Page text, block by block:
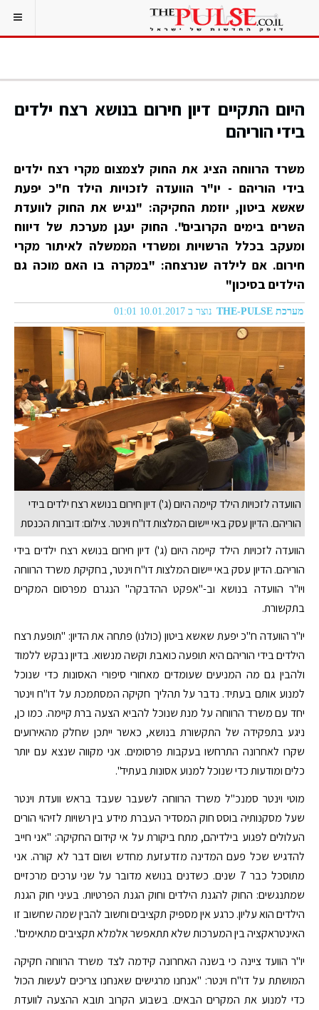
היום התקיים דיון חירום בנושא רצח ילדים
בידי הוריהם
משרד הרווחה הציג את החוק לצמצום מקרי רצח ילדים
בידי הוריהם - יו"ר הוועדה לזכויות הילד ח"כ יפעת
שאשא ביטון, יוזמת החקיקה: "נגיש את החוק לוועדת
השרים בימים הקרובים". החוק יעגן מערכת של דיווח
ומעקב בכלל הרשויות ומשרדי הממשלה לאיתור מקרי
חירום. אם לילדה שנרצחה: "במקרה בו האם מוכה גם
הילדים בסיכון"
מערכת THE-PULSE נוצר ב 10.01.2017 01:01
הוועדה לזכויות הילד קיימה היום (ג') דיון חירום בנושא רצח ילדים בידי
הוריהם. הדיון עסק באי יישום המלצות דו"ח וינטר. צילום: דוברות הכנסת
הוועדה לזכויות הילד קיימה היום (ג') דיון חירום בנושא רצח ילדים בידי
הוריהם. הדיון עסק באי יישום המלצות דו"ח וינטר, בחקיקת משרד הרווחה
ויו"ר הוועדה בנושא וב-"אפקט ההדבקה" הנגרם מפרסום המקרים
בתקשורת.
יו"ר הוועדה ח"כ יפעת שאשא ביטון (כולנו) פתחה את הדיון: "תופעת רצח
הילדים בידי הוריהם היא תופעה כואבת וקשה מנשוא. בדיון נבקש ללמוד
ולהבין גם מה המניעים שעומדים מאחורי סיפורי האסונות כדי שנוכל
למנוע אותם בעתיד. נדבר על תהליך חקיקה המסתמכת על דו"ח וינטר
יחד עם משרד הרווחה על מנת שנוכל להביא הצעה ברת קיימה. כמו כן,
ניגע בתפקידה של התקשורת בנושא, כאשר ייתכן שחלק מהאירועים
שקרו לאחרונה התרחשו בעקבות פרסומים. אני מקווה שנצא עם יותר
כלים ומודעות כדי שנוכל למנוע אסונות בעתיד".
מוטי וינטר סמנכ"ל משרד הרווחה לשעבר שעבד בראש וועדת וינטר
שעל מסקנותיה בוסס חוק המסדיר העברת מידע בין רשויות לזיהוי הורים
העלולים לפגוע בילדיהם, מתח ביקורת על אי קידום החקיקה: "אני חייב
להדגיש שכל פעם המדינה מזדעזעת מחדש ושום דבר לא קורה. אני
מתוסכל כבר 7 שנים. כשדנים בנושא מדובר על שני ערכים מרכזיים
שמתנגשים: החוק להגנת הילדים וחוק הגנת הפרטיות. בעיני חוק הגנת
הילדים הוא עליון. כרגע אין מספיק תקציבים וחשוב להבין שמה שחשוב זו
האינטראקציה בין המערכות שלא תתאפשר אלמלא תקציבים מתאימים".
יו"ר הוועד ציינה כי בשנה האחרונה קידמה לצד משרד הרווחה חקיקה
המושתת על דו"ח וינטר: "אנחנו מרגישים שאנחנו צריכים לעשות הכול
כדי למנוע את המקרים הבאים. בשבוע הקרוב תובא ההצעה לוועדת